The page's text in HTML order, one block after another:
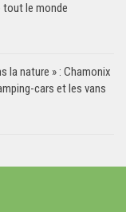
tout le monde
la nature » : Chamonix
cars et les vans